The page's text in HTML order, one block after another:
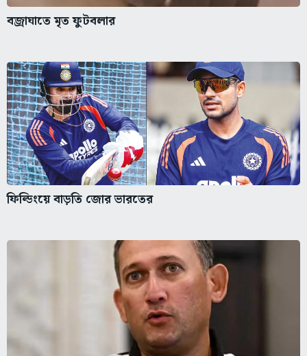
বজ্রাঘাতে মৃত ফুটবলার
ফিল্ডিংয়ে বাড়তি জোর ভারতের